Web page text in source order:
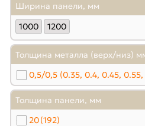
Ширина панели, мм
1000
1200
Толщина металла (верх/низ)
0,5/0,5 (0.35, 0.4, 0.45,
Толщина панели, мм
20(192)